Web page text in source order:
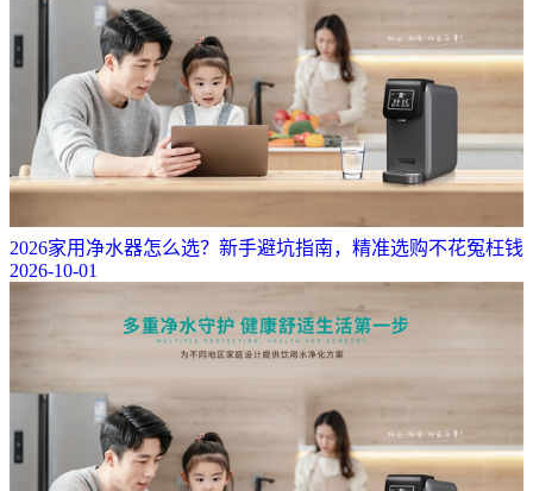
2026家用净水器怎么选？新手避坑指南，精准选购不花冤枉钱
2026-10-01